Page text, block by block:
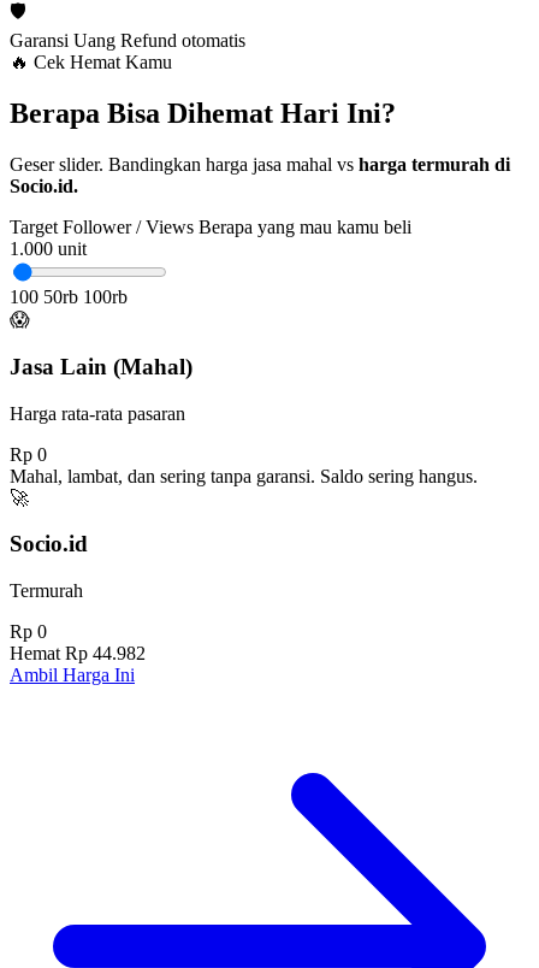
🛡️
Garansi Uang Refund otomatis
🔥 Cek Hemat Kamu
Berapa Bisa Dihemat Hari Ini?
Geser slider. Bandingkan harga jasa mahal vs harga termurah di
Socio.id.
Target Follower / Views Berapa yang mau kamu beli
1.000 unit
100 50rb 100rb
😱
Jasa Lain (Mahal)
Harga rata-rata pasaran
Rp 0
Mahal, lambat, dan sering tanpa garansi. Saldo sering hangus.
🚀
Socio.id
Termurah
Rp 0
Hemat Rp 44.982
Ambil Harga Ini